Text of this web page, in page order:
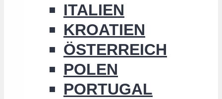
ITALIEN
KROATIEN
ÖSTERREICH
POLEN
PORTUGAL